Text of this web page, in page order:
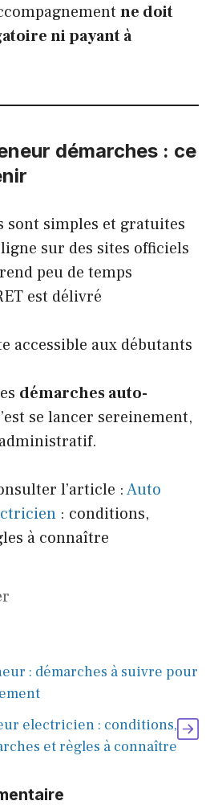
ne doit
ni payant à
démarches : ce
sont simples et gratuites
sur des sites officiels
peu de temps
est délivré
accessible aux débutants
démarches auto-
se lancer sereinement,
l’article :Auto
: conditions,
à connaître
: démarches à suivre pour
electricien : conditions,
et règles à connaître